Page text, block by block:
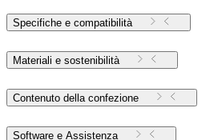
Specifiche e compatibilità
Materiali e sostenibilità
Contenuto della confezione
Software e Assistenza